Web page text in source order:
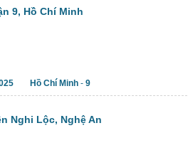
9, Hồ Chí Minh
Hồ Chí Minh - 9
Nghi Lộc, Nghệ An